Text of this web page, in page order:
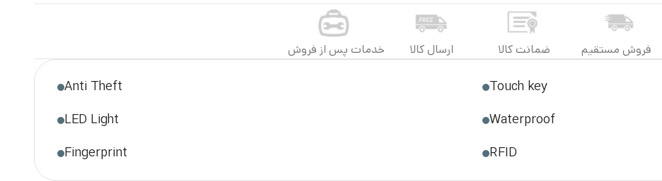
فروش مستقیم ضمانت کالا ارسال کالا خدمات پس از فروش
Anti Theft
Touch key
LED Light
Waterproof
Fingerprint
RFID